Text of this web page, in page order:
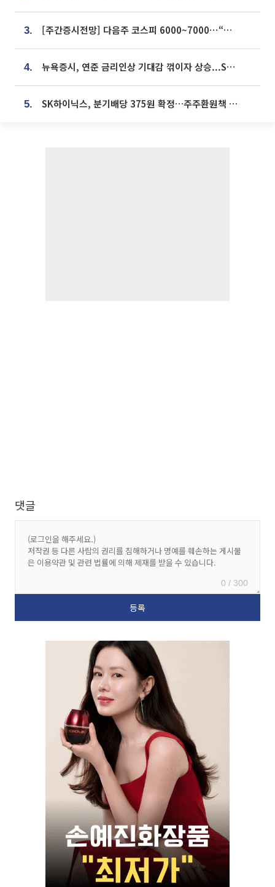
3. [주간증시전망] 다음주 코스피 6000~7000⋯“外人 수급은 정책이 변수”
4. 뉴욕증시, 연준 금리인상 기대감 꺾이자 상승...S&P500 사상 최고치 [종합]
5. SK하이닉스, 분기배당 375원 확정…주주환원책 9월로 앞당겨 발표
댓글
0 / 300